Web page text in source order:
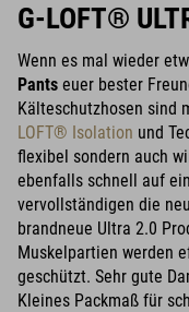
G-LOFT®
Wenn es mal wieder
Pants euer bester
Kälteschutzhosen sind
LOFT® Isolation und
flexibel sondern auch
ebenfalls schnell auf
vervollständigen die
brandneue Ultra 2.0
Muskelpartien werden
geschützt. Sehr gute
Kleines Packmaß für